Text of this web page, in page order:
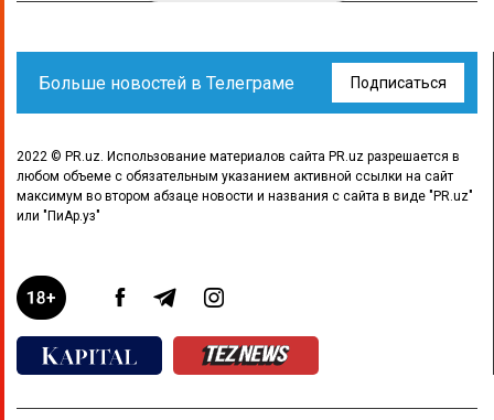
Больше новостей в Телеграме Подписаться
2022 © PR.uz. Использование материалов сайта PR.uz разрешается в
любом объеме с обязательным указанием активной ссылки на сайт
максимум во втором абзаце новости и названия с сайта в виде "PR.uz"
или "ПиАр.уз"